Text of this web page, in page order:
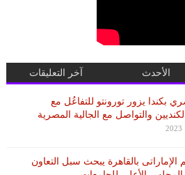
الأحدث آخر التعليقات
بكندا يزور تورونتو للتفاعُل مع
والتواصل مع الجالية المصرية
الإماراتى بالقاهرة يبحث سبل التعاون